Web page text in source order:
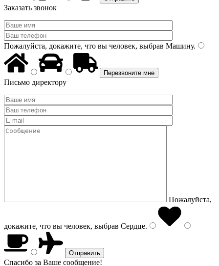
Заказать звонок
Пожалуйста, докажите, что вы человек, выбрав Машину.
Письмо директору
Пожалуйста,
докажите, что вы человек, выбрав Сердце.
Спасибо за Ваше сообщение!